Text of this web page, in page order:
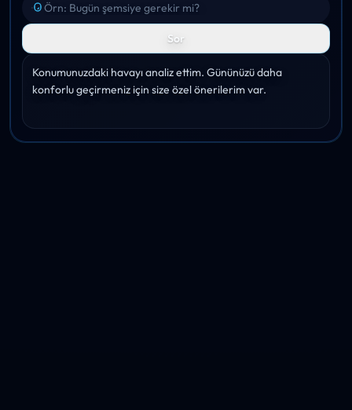
Sor
Konumunuzdaki havayı analiz ettim. Gününüzü daha
konforlu geçirmeniz için size özel önerilerim var.